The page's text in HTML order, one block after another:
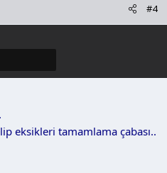
#4
eksikleri tamamlama çabası..